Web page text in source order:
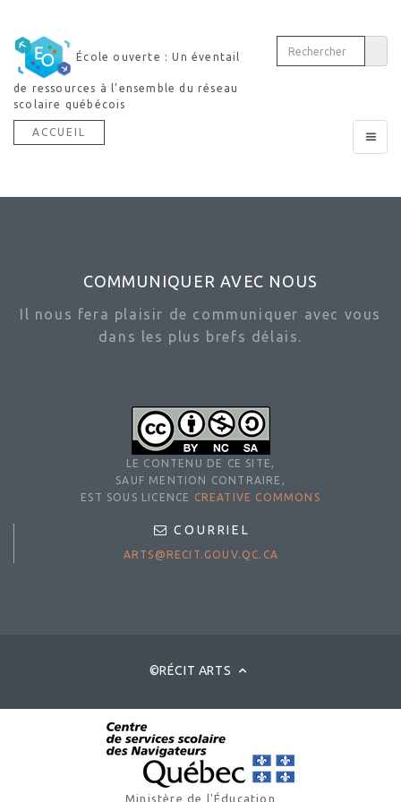
École ouverte : Un éventail
de ressources à l’ensemble du réseau
scolaire québécois
Toggle
ACCUEIL
COMMUNIQUER AVEC NOUS
Il nous fera plaisir de communiquer avec vous
dans les plus brefs délais.
LE CONTENU DE CE SITE,
SAUF MENTION CONTRAIRE,
EST SOUS LICENCE
CREATIVE COMMONS
COURRIEL
ARTS@RECIT.GOUV.QC.CA
©RÉCIT ARTS
Ministère de l'Éducation